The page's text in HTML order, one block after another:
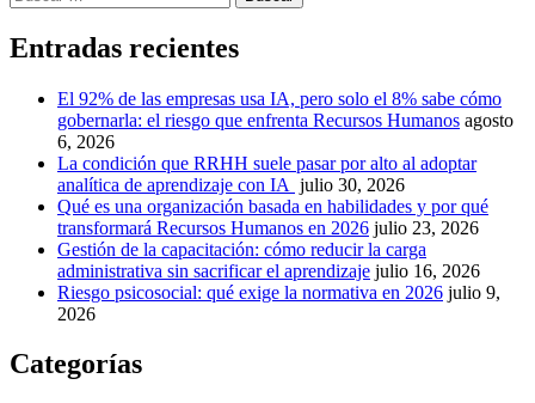
Entradas recientes
El 92% de las empresas usa IA, pero solo el 8% sabe cómo
gobernarla: el riesgo que enfrenta Recursos Humanos agosto
6, 2026
La condición que RRHH suele pasar por alto al adoptar
analítica de aprendizaje con IA julio 30, 2026
Qué es una organización basada en habilidades y por qué
transformará Recursos Humanos en 2026 julio 23, 2026
Gestión de la capacitación: cómo reducir la carga
administrativa sin sacrificar el aprendizaje julio 16, 2026
Riesgo psicosocial: qué exige la normativa en 2026 julio 9,
2026
Categorías